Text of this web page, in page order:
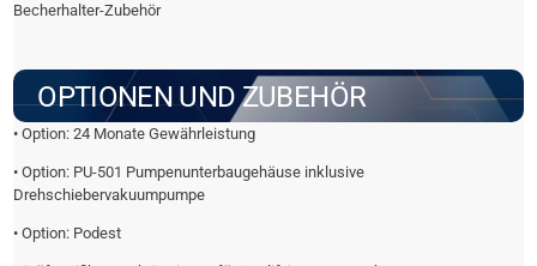
Becherhalter-Zubehör
OPTIONEN UND ZUBEHÖR
• Option: 24 Monate Gewährleistung
• Option: PU-501 Pumpenunterbaugehäuse inklusive
Drehschiebervakuumpumpe
• Option: Podest